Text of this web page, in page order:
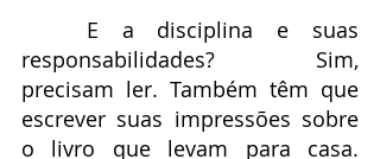
responsabilidades? Sim,
precisam ler. Também têm que
escrever suas impressões sobre
o livro que levam para casa.